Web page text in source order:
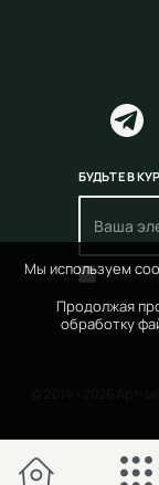
Мы используем
Продолжая
обработку
БУДЬТЕ В
© 2014 - 2026 Арт-